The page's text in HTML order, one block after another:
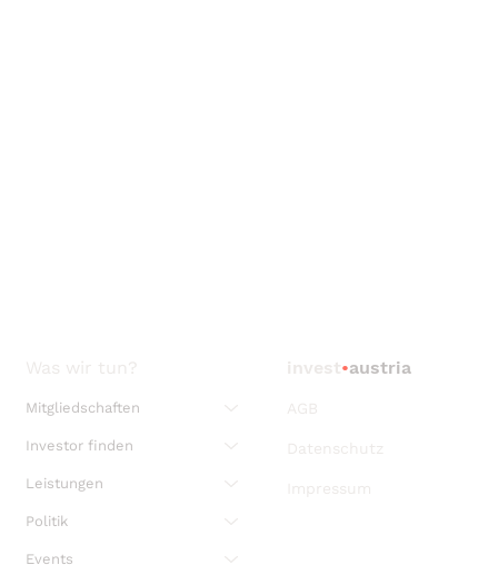
Was wir tun?
Mitgliedschaften
Investor finden
Leistungen
Politik
Events
invest•austria
AGB
Datenschutz
Impressum